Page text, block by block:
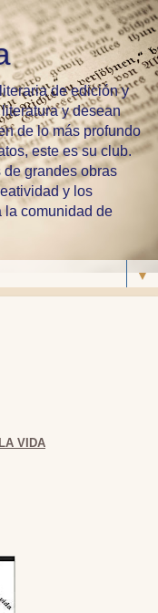
de edición y
y desean
de lo más profundo
este es su club.
grandes obras
y los
la comunidad de
▼
VIDA